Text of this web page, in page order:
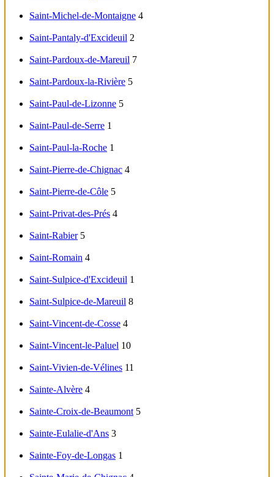
Saint-Michel-de-Montaigne 4
Saint-Pantaly-d'Excideuil 2
Saint-Pardoux-de-Mareuil 7
Saint-Pardoux-la-Rivière 5
Saint-Paul-de-Lizonne 5
Saint-Paul-de-Serre 1
Saint-Paul-la-Roche 1
Saint-Pierre-de-Chignac 4
Saint-Pierre-de-Côle 5
Saint-Privat-des-Prés 4
Saint-Rabier 5
Saint-Romain 4
Saint-Sulpice-d'Excideuil 1
Saint-Sulpice-de-Mareuil 8
Saint-Vincent-de-Cosse 4
Saint-Vincent-le-Paluel 10
Saint-Vivien-de-Vélines 11
Sainte-Alvère 4
Sainte-Croix-de-Beaumont 5
Sainte-Eulalie-d'Ans 3
Sainte-Foy-de-Longas 1